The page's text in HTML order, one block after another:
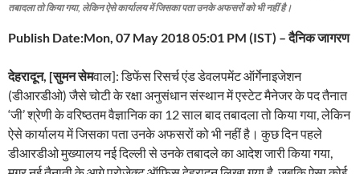
तबादला तो किया गया, लेकिन ऐसे कार्यालय में जिसका पता उनके अफसरों को भी नहीं है।
Publish Date:Mon, 07 May 2018 05:01 PM (IST) – दैनिक जागरण
देहरादून, [सुमन सेमवाल]: डिफेंस रिसर्च एंड डेवलपमेंट ऑर्गेनाइजेशन
(डीआरडीओ) जैसे चोटी के रक्षा अनुसंधान संस्थान में एस्टेट मैनेजर के पद तैनात
‘जी’ श्रेणी के वरिष्ठतम वैज्ञानिक का 12 साल बाद तबादला तो किया गया, लेकिन
ऐसे कार्यालय में जिसका पता उनके अफसरों को भी नहीं है। कुछ दिन पहले
डीआरडीओ मुख्यालय नई दिल्ली से उनके तबादले का आदेश जारी किया गया,